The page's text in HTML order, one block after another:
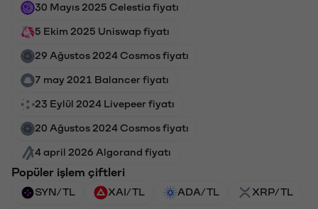
30 Mayıs 2025 Celestia fiyatı
5 Ekim 2025 Uniswap fiyatı
29 Ağustos 2024 Cosmos fiyatı
7 may 2021 Balancer fiyatı
23 Eylül 2024 Livepeer fiyatı
20 Ağustos 2024 Cosmos fiyatı
4 april 2026 Algorand fiyatı
Popüler işlem çiftleri
SYN/TL XAI/TL ADA/TL XRP/TL